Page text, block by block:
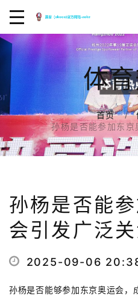
体
首页
孙杨是否能参加东
孙杨是否能
会引发广泛
2025-09-06
孙杨是否能够参加东京奥运会，